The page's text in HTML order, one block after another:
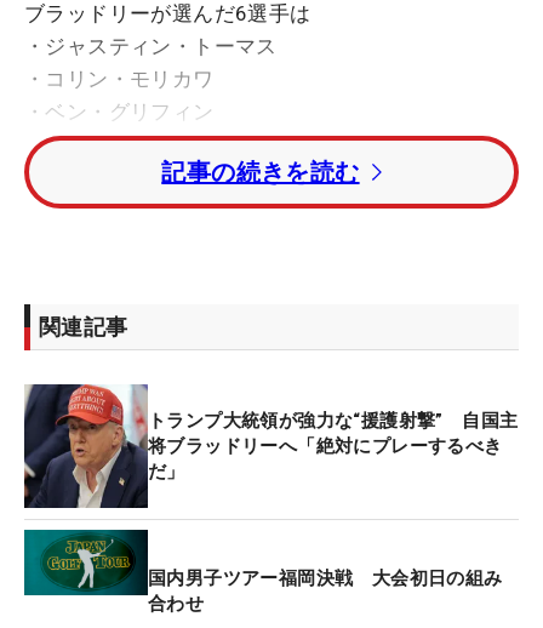
ブラッドリーが選んだ6選手は
・ジャスティン・トーマス
・コリン・モリカワ
・ベン・グリフィン
・キャメロン・ヤング
・パトリック・キャントレー
・サム・バーンズ
・スコッティ・シェフラー
・ザンダー・シャウフェレ
・ラッセル・ヘンリー
・ハリス・イングリッシュ
・ブライソン・デシャンボー
これで12名の米チームが完成した。
ブラッドリーは6月に「トラベラーズ選手権」を制
記事の続きを読む
関連記事
トランプ大統領が強力な“援護射撃” 自国主
将ブラッドリーへ「絶対にプレーするべき
だ」
国内男子ツアー福岡決戦 大会初日の組み
合わせ